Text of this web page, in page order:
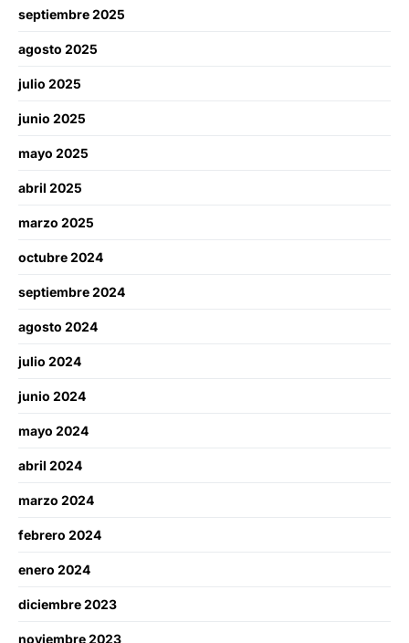
septiembre 2025
agosto 2025
julio 2025
junio 2025
mayo 2025
abril 2025
marzo 2025
octubre 2024
septiembre 2024
agosto 2024
julio 2024
junio 2024
mayo 2024
abril 2024
marzo 2024
febrero 2024
enero 2024
diciembre 2023
noviembre 2023